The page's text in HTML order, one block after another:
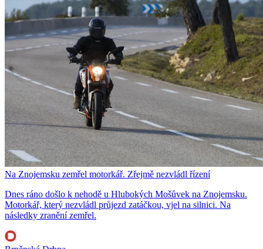
Na Znojemsku zemřel motorkář. Zřejmě nezvládl řízení
Dnes ráno došlo k nehodě u Hlubokých Mošůvek na Znojemsku.
Motorkář, který nezvládl průjezd zatáčkou, vjel na silnici. Na
následky zranění zemřel.